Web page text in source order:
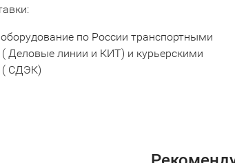
по России транспортными
Деловые линии и КИТ) и курьерскими
( СДЭК)